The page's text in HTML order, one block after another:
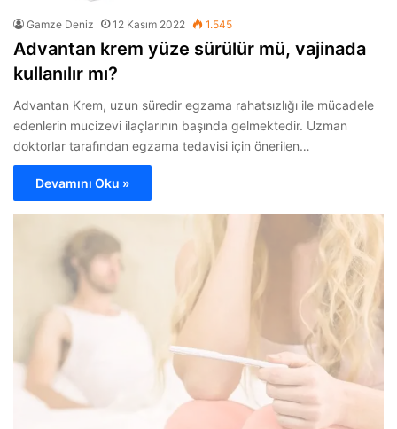
Gamze Deniz 12 Kasım 2022 1.545
Advantan krem yüze sürülür mü, vajinada
kullanılır mı?
Advantan Krem, uzun süredir egzama rahatsızlığı ile mücadele
edenlerin mucizevi ilaçlarının başında gelmektedir. Uzman
doktorlar tarafından egzama tedavisi için önerilen…
Devamını Oku »